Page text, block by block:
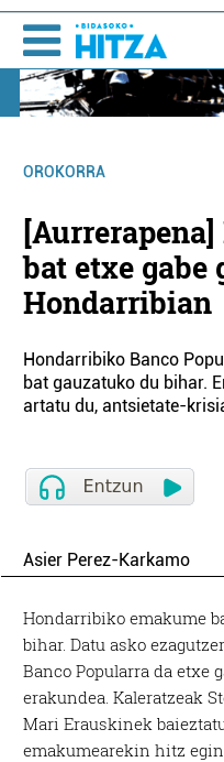
OROKORRA
bat etxe gabe
Hondarribian
Hondarribiko Banco
bat gauzatuko du bihar.
artatu du, antsietate-
Asier Perez-Karkamo
Hondarribiko emakume
bihar. Datu asko
Banco Popularra da etxe
erakundea. Kaleratzeak
Mari Erauskinek
emakumearekin hitz